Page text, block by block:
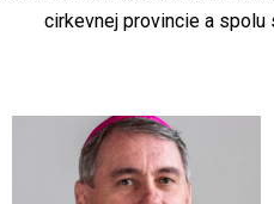
cirkevnej provincie a spolu